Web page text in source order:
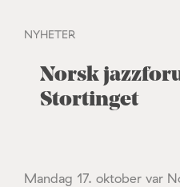
NYHETER
Norsk
Stortinget
Mandag 17. oktober var